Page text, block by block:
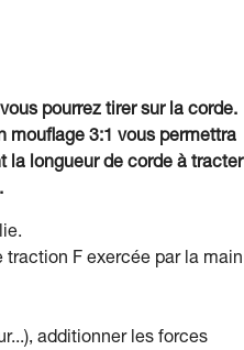
pourrez tirer sur la corde.
mouflage 3:1 vous permettra
la longueur de corde à tracter
F exercée par la main
additionner les forces